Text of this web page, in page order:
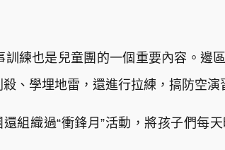
練也是兒童團的一個重要內容。邊
、學埋地雷，還進行拉練，搞防空演
還組織過“衝鋒月”活動，將孩子們每